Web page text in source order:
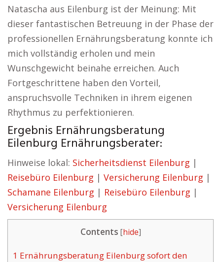
Natascha aus Eilenburg ist der Meinung: Mit
dieser fantastischen Betreuung in der Phase der
professionellen Ernährungsberatung konnte ich
mich vollständig erholen und mein
Wunschgewicht beinahe erreichen. Auch
Fortgeschrittene haben den Vorteil,
anspruchsvolle Techniken in ihrem eigenen
Rhythmus zu perfektionieren.
Ergebnis Ernährungsberatung
Eilenburg Ernährungsberater:
Hinweise lokal: Sicherheitsdienst Eilenburg |
Reisebüro Eilenburg | Versicherung Eilenburg |
Schamane Eilenburg | Reisebüro Eilenburg |
Versicherung Eilenburg
Contents [hide]
1 Ernährungsberatung Eilenburg sofort den